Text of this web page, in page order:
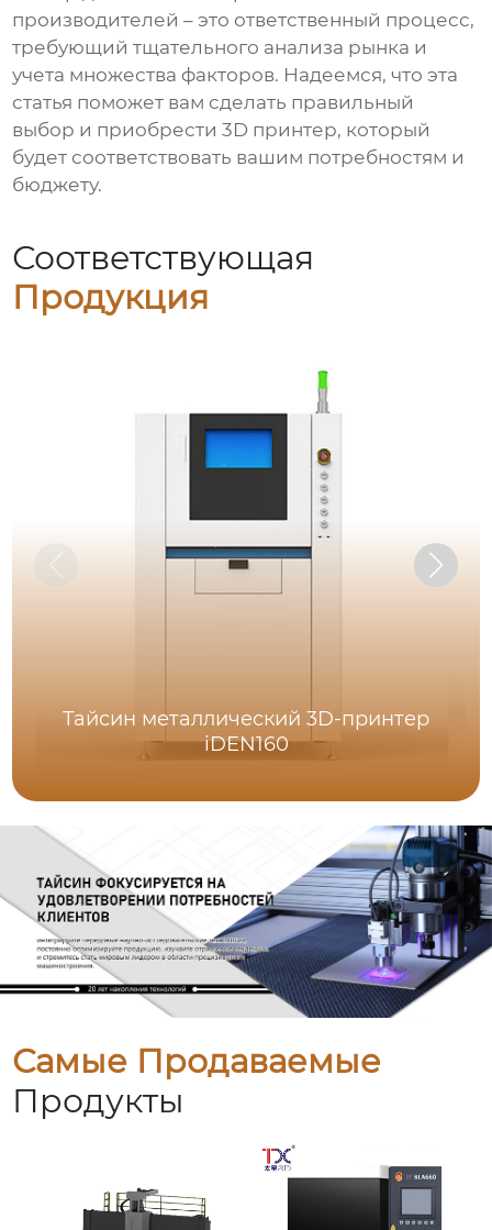
производителей – это ответственный процесс,
требующий тщательного анализа рынка и
учета множества факторов. Надеемся, что эта
статья поможет вам сделать правильный
выбор и приобрести 3D принтер, который
будет соответствовать вашим потребностям и
бюджету.
Соответствующая
Продукция
Тайсин металлический 3D-принтер
iDEN160
Самые Продаваемые
Продукты